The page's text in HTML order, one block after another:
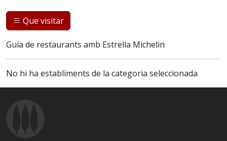
Que visitar
Guia de restaurants amb Estrella Michelin
No hi ha establiments de la categoria seleccionada